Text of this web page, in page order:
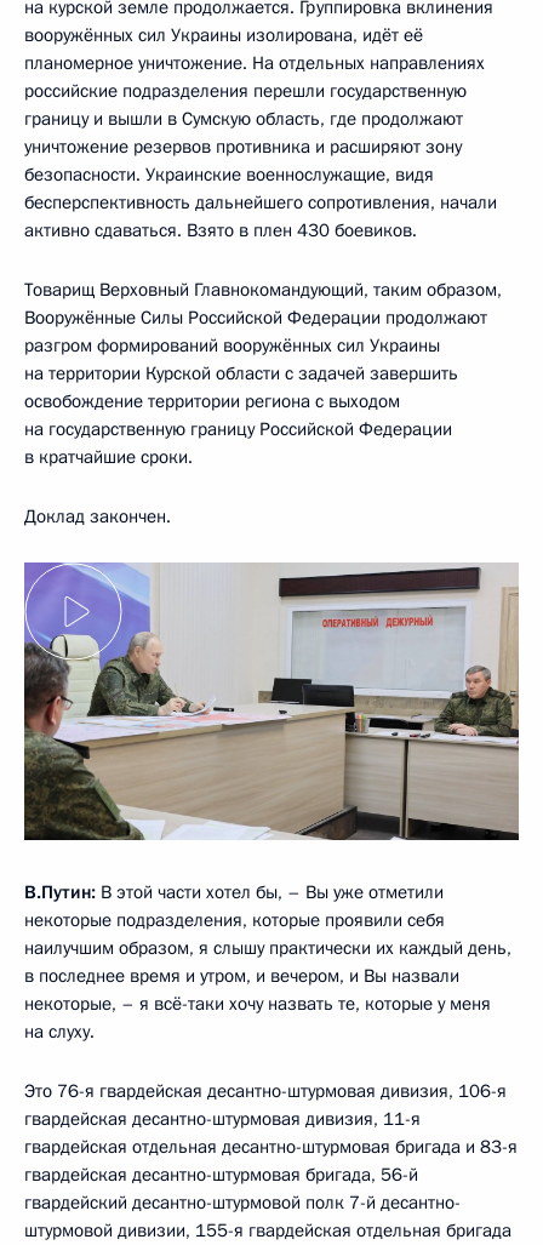
на курской земле продолжается. Группировка вклинения
вооружённых сил Украины изолирована, идёт её
планомерное уничтожение. На отдельных направлениях
российские подразделения перешли государственную
границу и вышли в Сумскую область, где продолжают
уничтожение резервов противника и расширяют зону
безопасности. Украинские военнослужащие, видя
бесперспективность дальнейшего сопротивления, начали
активно сдаваться. Взято в плен 430 боевиков.
Товарищ Верховный Главнокомандующий, таким образом,
Вооружённые Силы Российской Федерации продолжают
разгром формирований вооружённых сил Украины
на территории Курской области с задачей завершить
освобождение территории региона с выходом
на государственную границу Российской Федерации
в кратчайшие сроки.
Доклад закончен.
В.Путин: В этой части хотел бы, – Вы уже отметили
некоторые подразделения, которые проявили себя
наилучшим образом, я слышу практически их каждый день,
в последнее время и утром, и вечером, и Вы назвали
некоторые, – я всё-таки хочу назвать те, которые у меня
на слуху.
Это 76-я гвардейская десантно-штурмовая дивизия, 106-я
гвардейская десантно-штурмовая дивизия, 11-я
гвардейская отдельная десантно-штурмовая бригада и 83-я
гвардейская десантно-штурмовая бригада, 56-й
гвардейский десантно-штурмовой полк 7-й десантно-
штурмовой дивизии, 155-я гвардейская отдельная бригада